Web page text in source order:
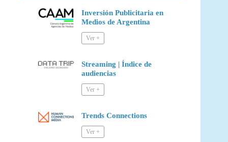
Inversión Publicitaria en
Medios de Argentina
Streaming | Índice de
audiencias
Trends Connections